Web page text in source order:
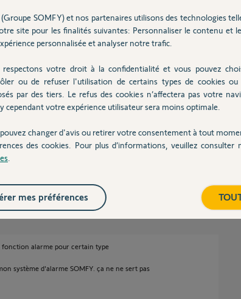
sécurité". A quoi sert l'activation à ce
faut associer au moins un détecteur à
base, une fonction alarme. On peut y associer
ça reste avant tout une box domotique.
8 ans
fonction alarme pour certain type
système d'alarme SOMFY. ça ne ne sert pas
(Groupe SOMFY) et nos partenaires utilisons des technologies
site pour les finalités suivantes: Personnaliser le contenu et
personnalisée et analyser notre trafic.
respectons votre droit à la confidentialité et vous pouvez
ou de refuser l'utilisation de certains types de cookies ou
par des tiers. Le refus des cookies n’affectera pas votre
cependant votre expérience utilisateur sera moins optimale.
changer d'avis ou retirer votre consentement à tout
des cookies. Pour plus d’informations, veuillez consulter
mes préférences